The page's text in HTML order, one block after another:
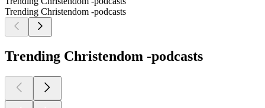
Trending Christendom -podcasts
Trending Christendom -podcasts